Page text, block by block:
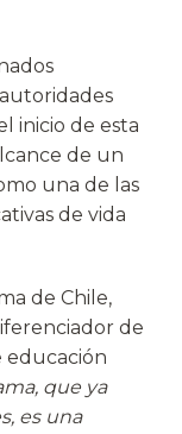
inicio de esta
de un
una de las
de vida
de Chile,
de
educación
que ya
es una